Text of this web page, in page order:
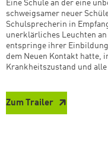
Eine Schule an der eine
schweigsamer neuer
Schulsprecherin in
unerklärliches Leuchten
entspringe ihrer
dem Neuen Kontakt hatte,
Krankheitszustand und
Zum Trailer